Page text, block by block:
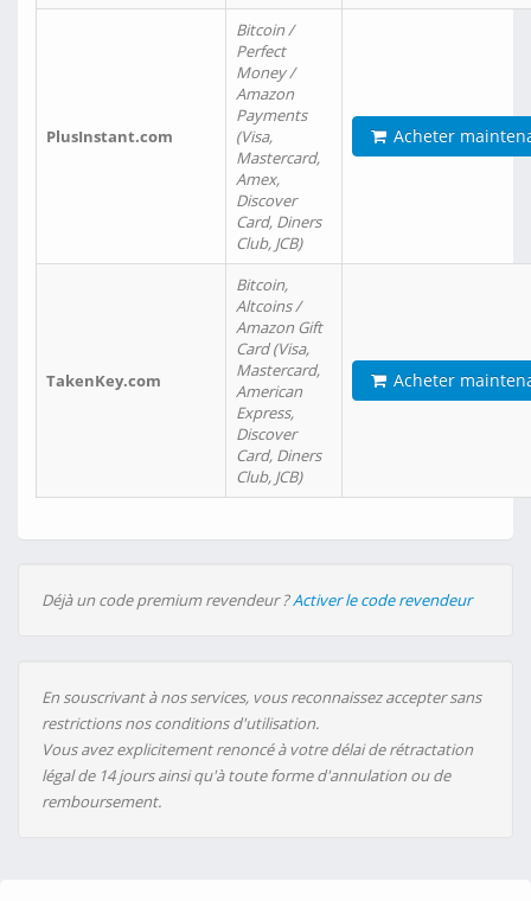
PlusInstant.com
Bitcoin /
Perfect
Money /
Amazon
Payments
(Visa,
Mastercard,
Amex,
Discover
Card, Diners
Club, JCB)
Acheter
TakenKey.com
Bitcoin,
Altcoins /
Amazon Gift
Card (Visa,
Mastercard,
American
Express,
Discover
Card, Diners
Club, JCB)
Acheter
Déjà un code premium revendeur ?Activer le code revendeur
En souscrivant à nos services, vous reconnaissez accepter sans
restrictions nos conditions d'utilisation.
Vous avez explicitement renoncé à votre délai de rétractation
légal de 14 jours ainsi qu'à toute forme d'annulation ou de
remboursement.